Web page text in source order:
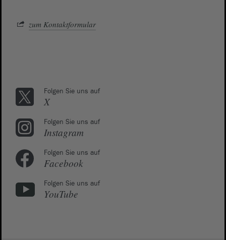
zum Kontaktformular
Folgen Sie uns auf
X
Folgen Sie uns auf
Instagram
Folgen Sie uns auf
Facebook
Folgen Sie uns auf
YouTube